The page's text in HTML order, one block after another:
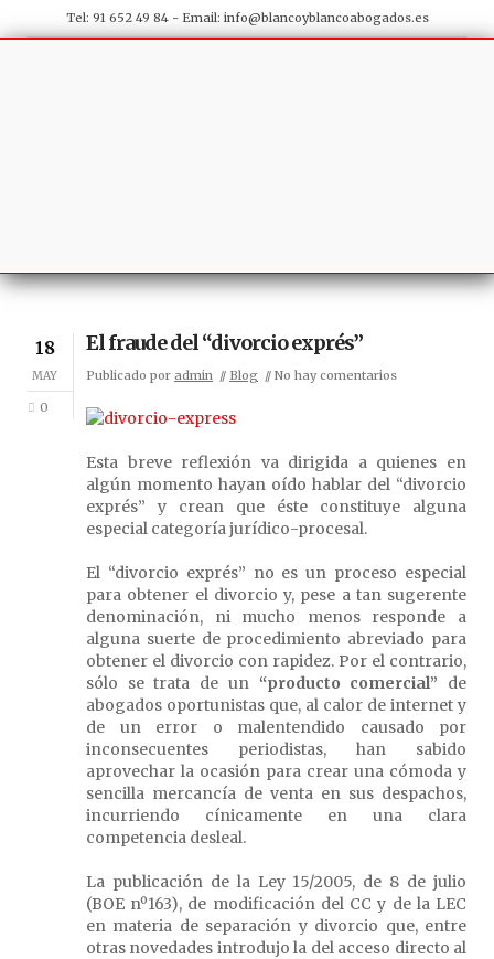
Tel: 91 652 49 84 - Email: info@blancoyblancoabogados.es
18
MAY
0
El fraude del “divorcio exprés”
Publicado por admin Blog No hay comentarios
Esta breve reflexión va dirigida a quienes en
algún momento hayan oído hablar del “divorcio
exprés” y crean que éste constituye alguna
especial categoría jurídico-procesal.
El “divorcio exprés” no es un proceso especial
para obtener el divorcio y, pese a tan sugerente
denominación, ni mucho menos responde a
alguna suerte de procedimiento abreviado para
obtener el divorcio con rapidez. Por el contrario,
sólo se trata de un “producto comercial” de
abogados oportunistas que, al calor de internet y
de un error o malentendido causado por
inconsecuentes periodistas, han sabido
aprovechar la ocasión para crear una cómoda y
sencilla mercancía de venta en sus despachos,
incurriendo cínicamente en una clara
competencia desleal.
La publicación de la Ley 15/2005, de 8 de julio
(BOE nº163), de modificación del CC y de la LEC
en materia de separación y divorcio que, entre
otras novedades introdujo la del acceso directo al